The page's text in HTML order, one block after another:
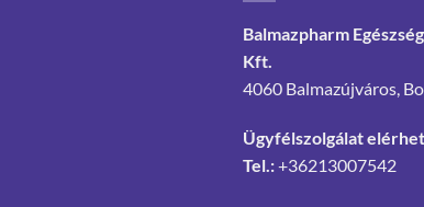
Balmazpharm
Kft.
4060 Balmazújváros,
Ügyfélszolgálat
Tel.:+36213007542